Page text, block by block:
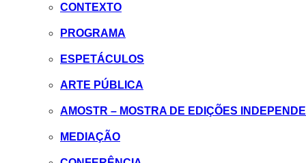
CONTEXTO
PROGRAMA
ESPETÁCULOS
ARTE PÚBLICA
AMOSTR – MOSTRA DE EDIÇÕES
MEDIAÇÃO